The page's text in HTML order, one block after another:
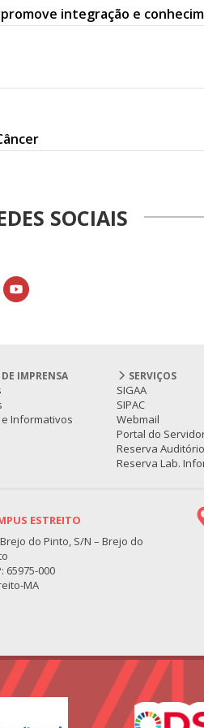
integração e
SOCIAIS
DE IMPRENSA
Informativos
SERVIÇOS
SIGAA
SIPAC
Webmail
Portal do
Reserva Auditório
Reserva Lab.
ESTREITO
do Pinto, S/N – Brejo do
65975-000
MA